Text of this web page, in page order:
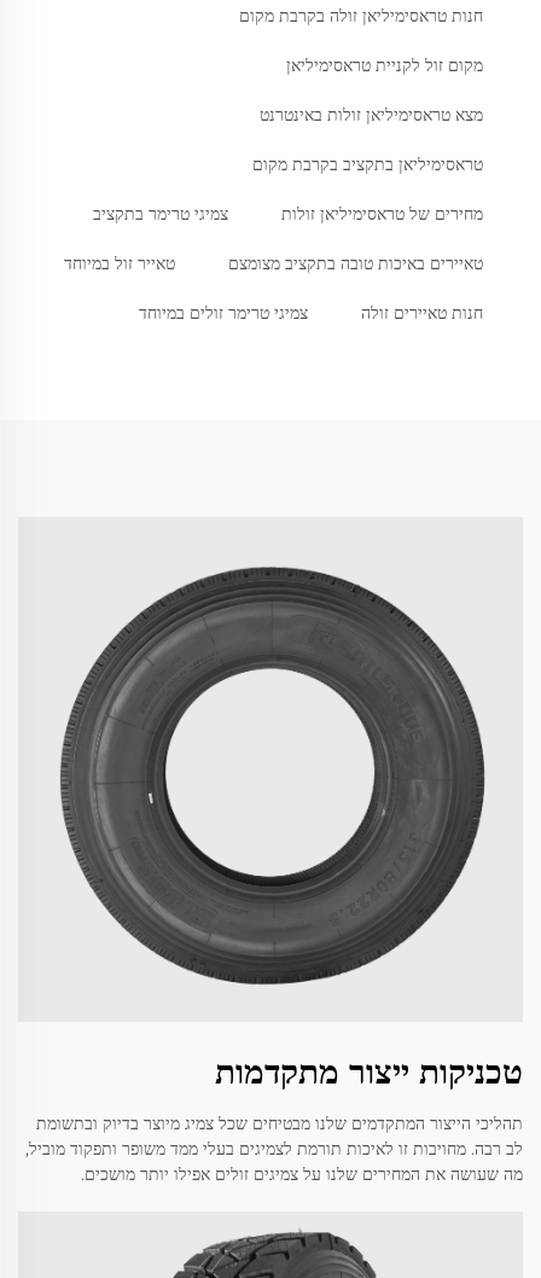
חנות טראסימיליאן זולה בקרבת מקום
מקום זול לקניית טראסימיליאן
מצא טראסימיליאן זולות באינטרנט
טראסימיליאן בתקציב בקרבת מקום
מחירים של טראסימיליאן זולות צמיגי טרימר בתקציב
טאיירים באיכות טובה בתקציב מצומצם טאייר זול במיוחד
חנות טאיירים זולה צמיגי טרימר זולים במיוחד
טכניקות ייצור מתקדמות
תהליכי הייצור המתקדמים שלנו מבטיחים שכל צמיג מיוצר בדיוק ובתשומת
לב רבה. מחויבות זו לאיכות תורמת לצמיגים בעלי ממד משופר ותפקוד מוביל,
מה שעושה את המחירים שלנו על צמיגים זולים אפילו יותר מושכים.